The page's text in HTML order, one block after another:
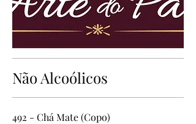
Não Alcoólicos
492 - Chá Mate (Copo)